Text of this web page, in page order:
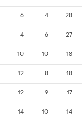
28
4
6
27
6
4
18
10
10
18
8
12
17
9
12
14
10
14